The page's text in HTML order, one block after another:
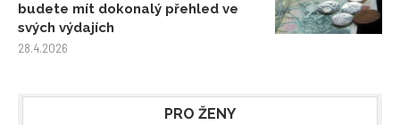
budete mít dokonalý přehled ve
svých výdajích
28.4.2026
PRO ŽENY